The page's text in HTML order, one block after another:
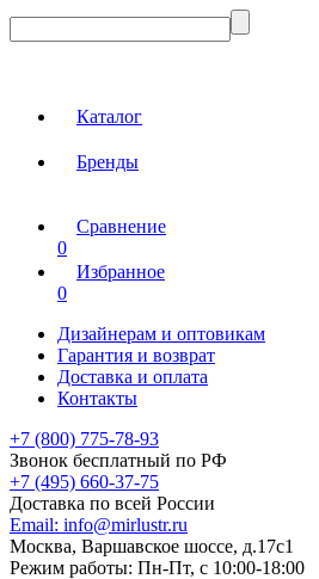
Каталог
Бренды
Сравнение
0
Избранное
0
Дизайнерам и оптовикам
Гарантия и возврат
Доставка и оплата
Контакты
+7 (800) 775-78-93
Звонок бесплатный по РФ
+7 (495) 660-37-75
Доставка по всей России
Email: info@mirlustr.ru
Москва, Варшавское шоссе, д.17c1
Режим работы: Пн-Пт, с 10:00-18:00